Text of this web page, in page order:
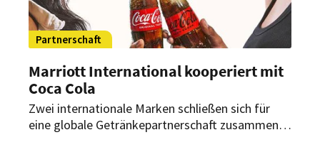
Partnerschaft
Marriott International kooperiert mit
Coca Cola
Zwei internationale Marken schließen sich für
eine globale Getränkepartnerschaft zusammen.